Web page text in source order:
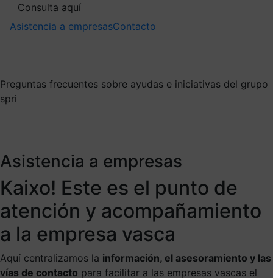
Consulta aquí
Asistencia a empresasContacto
Preguntas frecuentes sobre ayudas e iniciativas del grupo
spri
Asistencia a empresas
Kaixo! Este es el punto de
atención y acompañamiento
a la empresa vasca
Aquí centralizamos la información, el asesoramiento y las
vías de contacto para facilitar a las empresas vascas el